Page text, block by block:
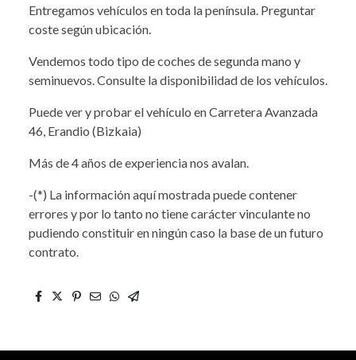
Entregamos vehículos en toda la península. Preguntar
coste según ubicación.
Vendemos todo tipo de coches de segunda mano y
seminuevos. Consulte la disponibilidad de los vehículos.
Puede ver y probar el vehículo en Carretera Avanzada
46, Erandio (Bizkaia)
Más de 4 años de experiencia nos avalan.
-(*) La información aquí mostrada puede contener
errores y por lo tanto no tiene carácter vinculante no
pudiendo constituir en ningún caso la base de un futuro
contrato.